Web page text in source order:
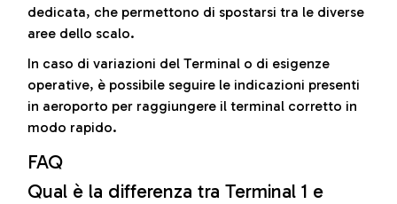
dedicata, che permettono di spostarsi tra le diverse
aree dello scalo.
In caso di variazioni del Terminal o di esigenze
operative, è possibile seguire le indicazioni presenti
in aeroporto per raggiungere il terminal corretto in
modo rapido.
FAQ
Qual è la differenza tra Terminal 1 e